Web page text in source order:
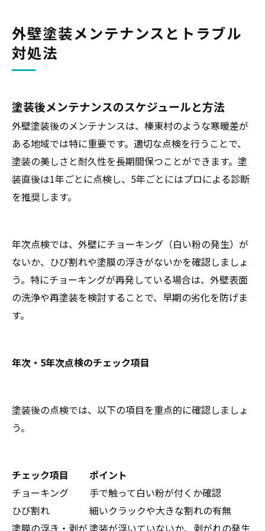
外壁塗装メンテナンスとトラブル
対処法
塗装後メンテナンスのスケジュールと方法
外壁塗装後のメンテナンスは、榛東村のような寒暖差が
ある地域では特に重要です。適切な点検を行うことで、
塗装の美しさと耐久性を長期間保つことができます。塗
装直後は1年ごとに点検し、5年ごとにはプロによる診断
を推奨します。
年次点検では、外壁にチョーキング（白い粉の発生）が
ないか、ひび割れや塗膜の浮きがないかを確認しましょ
う。特にチョーキングが再発している場合は、外壁表面
の洗浄や再塗装を検討することで、早期の劣化を防げま
す。
年次・5年次点検のチェック項目
塗装後の点検では、以下の項目を重点的に確認しましょ
う。
チェック項目
ポイント
チョーキング
手で触って白い粉が付くか確認
ひび割れ
細いクラックや大きな割れの有無
塗膜の浮き・剥が塗装が浮いていないか、剥がれの発生